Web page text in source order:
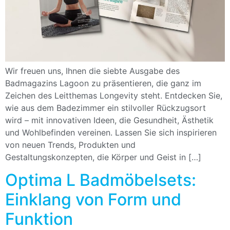
Wir freuen uns, Ihnen die siebte Ausgabe des
Badmagazins Lagoon zu präsentieren, die ganz im
Zeichen des Leitthemas Longevity steht. Entdecken Sie,
wie aus dem Badezimmer ein stilvoller Rückzugsort
wird – mit innovativen Ideen, die Gesundheit, Ästhetik
und Wohlbefinden vereinen. Lassen Sie sich inspirieren
von neuen Trends, Produkten und
Gestaltungskonzepten, die Körper und Geist in […]
Optima L Badmöbelsets:
Einklang von Form und
Funktion